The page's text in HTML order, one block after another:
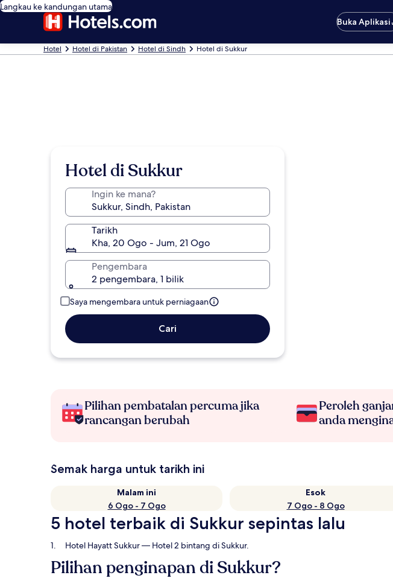
Langkau ke kandungan utama
Buka Aplikasi
Hotel Hotel di Pakistan Hotel di Sindh Hotel di Sukkur
Hotel di Sukkur
Ingin ke mana?
Tarikh
Kha, 20 Ogo - Jum, 21 Ogo
Pengembara
2 pengembara, 1 bilik
Saya mengembara untuk perniagaan
Cari
Pilihan pembatalan percuma jika
rancangan berubah
Peroleh
anda
Semak harga untuk tarikh ini
Malam ini
6 Ogo - 7 Ogo
Esok
7 Ogo - 8 Ogo
5 hotel terbaik di Sukkur sepintas lalu
Hotel Hayatt Sukkur— Hotel 2 bintang di Sukkur.
Pilihan penginapan di Sukkur?